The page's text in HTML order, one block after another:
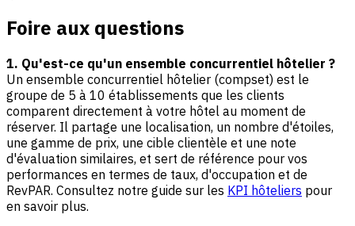
Foire aux questions
1. Qu'est-ce qu'un ensemble concurrentiel hôtelier ?
Un ensemble concurrentiel hôtelier (compset) est le
groupe de 5 à 10 établissements que les clients
comparent directement à votre hôtel au moment de
réserver. Il partage une localisation, un nombre d'étoiles,
une gamme de prix, une cible clientèle et une note
d'évaluation similaires, et sert de référence pour vos
performances en termes de taux, d'occupation et de
RevPAR. Consultez notre guide sur les KPI hôteliers pour
en savoir plus.